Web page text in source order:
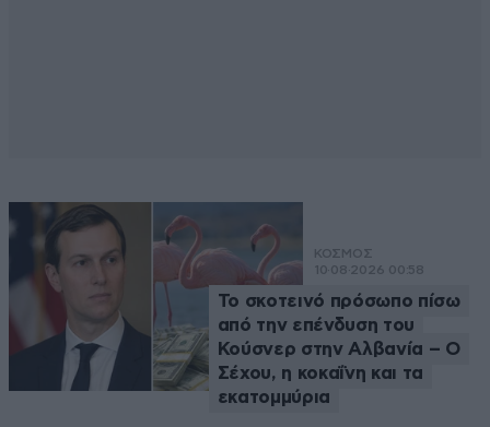
ΚΟΣΜΟΣ
10·08·2026 00:58
Το σκοτεινό πρόσωπο πίσω
από την επένδυση του
Κούσνερ στην Αλβανία – Ο
Σέχου, η κοκαΐνη και τα
εκατομμύρια